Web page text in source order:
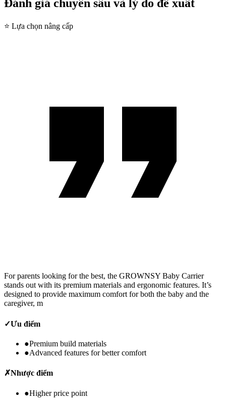
Đánh giá chuyên sâu và lý do đề xuất
⭐ Lựa chọn nâng cấp
For parents looking for the best, the GROWNSY Baby Carrier
stands out with its premium materials and ergonomic features. It’s
designed to provide maximum comfort for both the baby and the
caregiver, m
✓Ưu điểm
●Premium build materials
●Advanced features for better comfort
✗Nhược điểm
●Higher price point